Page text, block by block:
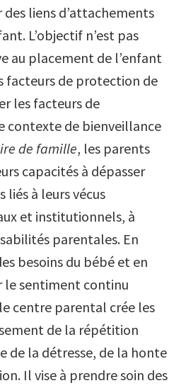
liens d’attachements
L’objectif n’est pas
au placement de l’enfant
facteurs de protection de
les facteurs de
contexte de bienveillance
de famille, les parents
capacités à dépasser
liés à leurs vécus
et institutionnels, à
parentales. En
besoins du bébé et en
le sentiment continu
centre parental crée les
de la répétition
de la détresse, de la honte
Il vise à prendre soin des